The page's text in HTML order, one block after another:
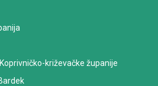
križevačke županije